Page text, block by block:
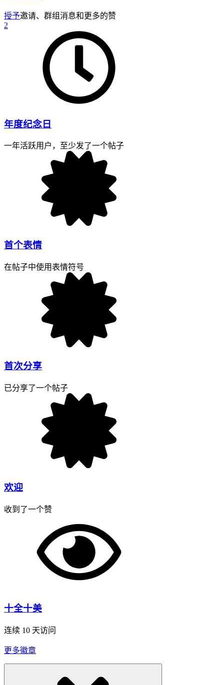
授予邀请、群组消息和更多的赞
2
年度纪念日
一年活跃用户，至少发了一个帖子
首个表情
在帖子中使用表情符号
首次分享
已分享了一个帖子
欢迎
收到了一个赞
十全十美
连续 10 天访问
更多徽章